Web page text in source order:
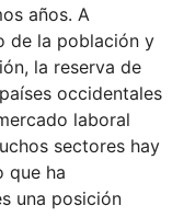
años. A
de la población y
la reserva de
occidentales
laboral
sectores hay
que ha
una posición